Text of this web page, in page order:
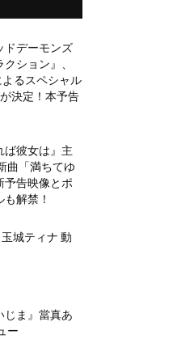
ドデーモンズ
ション』、
るスペシャル
決定！本予告
ば彼女は』主
曲「満ちてゆ
予告映像とポ
解禁！
城ティナ 動
じま』當真あ
ー